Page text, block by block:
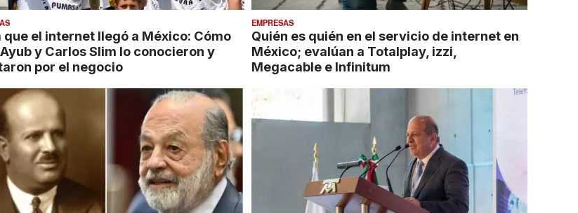
que el internet llegó a México: Cómo
y Carlos Slim lo conocieron y
por el negocio
EMPRESAS
Quién es quién en el servicio de internet en
México; evalúan a Totalplay, izzi,
Megacable e Infinitum